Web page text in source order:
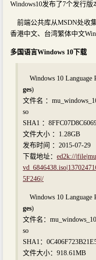
Windows10发布了7个发行
前端公共库从MSDN处收
香港中文、台湾繁体中文
多国语言Windows 10下载
Windows 10 Language
ges)
文件名 ：
so
SHA1 ：
文件大小 ：1.28GB
发布时间 ：2015-07-29
下载地址： ed2k://
5F246|/
Windows 10 Language
ges)
文件名：
so
SHA1：
文件大小：918.61MB